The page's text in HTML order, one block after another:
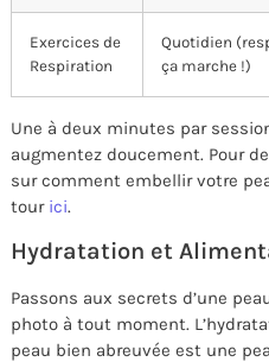
Exercices de
Respiration
Quotidien
ça marche !)
Une à deux minutes par
augmentez doucement. Pour
sur comment embellir votre
tour ici.
Hydratation et
Passons aux secrets d’une
photo à tout moment.
peau bien abreuvée est une